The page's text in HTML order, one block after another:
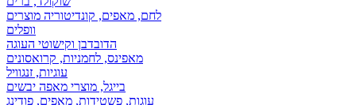
לחם, מאפים, קונדיטוריה מוצרים
וופלים
הדובדבן וקישוטי העוגה
מאפינס, לחמניות, קרואסונים
עוגיות, זנגוויל
בייגל, מוצרי מאפה יבשים
עוגות, פשטידות, מאפים, פודינג